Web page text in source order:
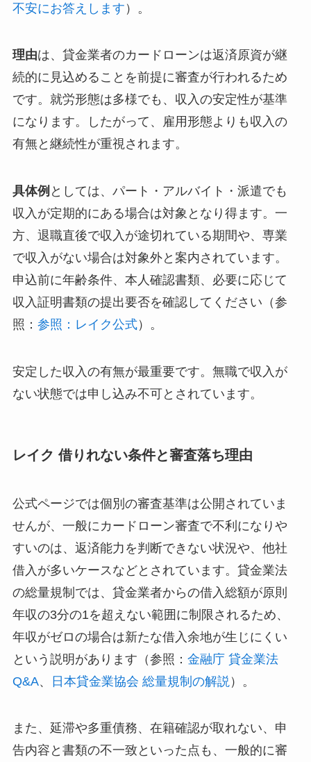
不安にお答えします ）。
理由は、貸金業者のカードローンは返済原資が継
続的に見込めることを前提に審査が行われるため
です。就労形態は多様でも、収入の安定性が基準
になります。したがって、雇用形態よりも収入の
有無と継続性が重視されます。
具体例 としては、パート・アルバイト・派遣でも
収入が定期的にある場合は対象となり得ます。一
方、退職直後で収入が途切れている期間や、専業
で収入がない場合は対象外と案内されています。
申込前に年齢条件、本人確認書類、必要に応じて
収入証明書類の提出要否を確認してください（参
照： 参照：レイク公式）。
安定した収入の有無が最重要です。 無職で収入が
ない状態では申し込み不可とされています。
レイク 借りれない条件と審査落ち理由
公式ページでは個別の審査基準は公開されていま
せんが、一般にカードローン審査で不利になりや
すいのは、返済能力を判断できない状況や、他社
借入が多いケースなどとされています。貸金業法
の総量規制では、貸金業者からの借入総額が原則
年収の3分の1を超えない範囲に制限されるため、
年収がゼロの場合は新たな借入余地が生じにくい
という説明があります（参照： 金融庁 貸金業法
Q&A、 日本貸金業協会 総量規制の解説 ）。
また、延滞や多重債務、在籍確認が取れない、申
告内容と書類の不一致といった点も、一般的に審